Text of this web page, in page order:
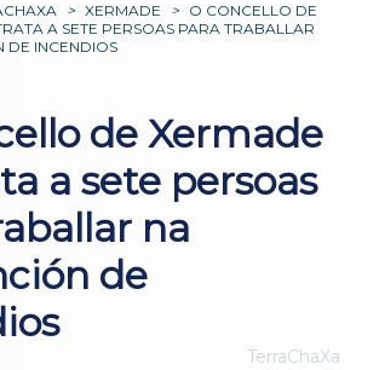
> XERMADE > O CONCELLO DE
A SETE PERSOAS PARA TRABALLAR
DE INCENDIOS
de Xermade
a sete persoas
na
de
TerraChaXa